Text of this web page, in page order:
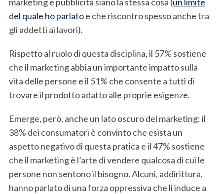
del quale ho parlatoe che riscontro spesso anche tra
gli addetti ai lavori).
Rispetto al ruolo di questa disciplina, il 57% sostiene
che il marketing abbia un importante impatto sulla
vita delle persone e il 51% che consente a tutti di
trovare il prodotto adatto alle proprie esigenze.
Emerge, però, anche un lato oscuro del marketing: il
38% dei consumatori è convinto che esista un
aspetto negativo di questa pratica e il 47% sostiene
che il marketing è l’arte di vendere qualcosa di cui le
persone non sentono il bisogno. Alcuni, addirittura,
hanno parlato di una forza oppressiva che li induce a